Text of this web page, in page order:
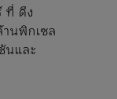
ที่ ดึง
นพิกเซล
นและ